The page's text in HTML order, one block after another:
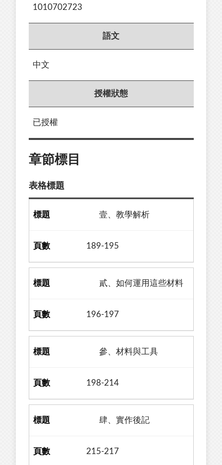
1010702723
語文
中文
授權狀態
已授權
章節標目
表格標題
壹、教學解析
189-195
貳、如何運用這些材料
196-197
參、材料與工具
198-214
肆、實作後記
215-217